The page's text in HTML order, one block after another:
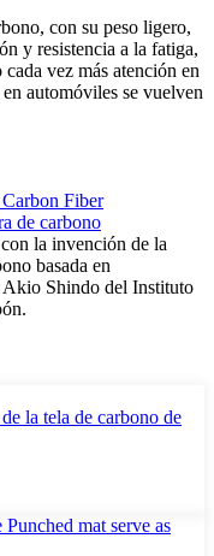
con su peso ligero,
y resistencia a la fatiga,
vez más atención en
automóviles se vuelven
de carbono
la invención de la
basada en
Shindo del Instituto
la tela de carbono de